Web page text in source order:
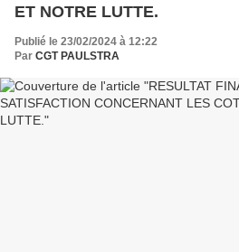
ET NOTRE LUTTE.
Publié le 23/02/2024 à 12:22
Par CGT PAULSTRA